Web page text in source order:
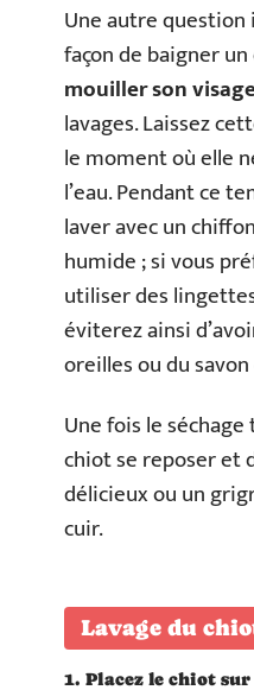
Une autre
façon de baigner
mouiller son
lavages. Laissez
le moment où elle
l’eau. Pendant ce
laver avec un
humide ; si vous
utiliser des
éviterez ainsi
oreilles ou du
Une fois le
chiot se reposer et
délicieux ou un
cuir.
Lavage du
1. Placez le chiot